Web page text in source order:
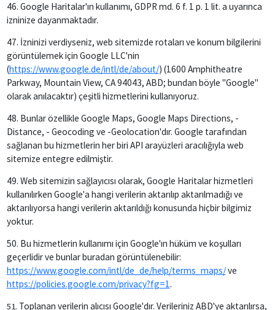
46. Google Haritalar'ın kullanımı, GDPR md. 6 f. 1 p. 1 lit. a uyarınca
izninize dayanmaktadır.
47. İzninizi verdiyseniz, web sitemizde rotaları ve konum bilgilerini
görüntülemek için Google LLC'nin
(https://www.google.de/intl/de/about/) (1600 Amphitheatre
Parkway, Mountain View, CA 94043, ABD; bundan böyle "Google"
olarak anılacaktır) çeşitli hizmetlerini kullanıyoruz.
48. Bunlar özellikle Google Maps, Google Maps Directions, -
Distance, - Geocoding ve -Geolocation'dır. Google tarafından
sağlanan bu hizmetlerin her biri API arayüzleri aracılığıyla web
sitemize entegre edilmiştir.
49. Web sitemizin sağlayıcısı olarak, Google Haritalar hizmetleri
kullanılırken Google'a hangi verilerin aktarılıp aktarılmadığı ve
aktarılıyorsa hangi verilerin aktarıldığı konusunda hiçbir bilgimiz
yoktur.
50. Bu hizmetlerin kullanımı için Google'ın hüküm ve koşulları
geçerlidir ve bunlar buradan görüntülenebilir:
https://www.google.com/intl/de_de/help/terms_maps/ve
https://policies.google.com/privacy?fg=1.
51. Toplanan verilerin alıcısı Google'dır. Verileriniz ABD'ye aktarılırsa,